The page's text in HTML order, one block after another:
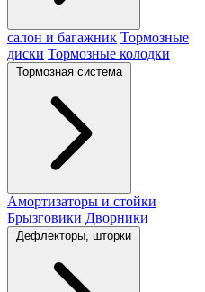
салон и багажник Тормозные
диски Тормозные колодки
Тормозная система
Амортизаторы и стойки
Брызговики Дворники
Дефлекторы, шторки